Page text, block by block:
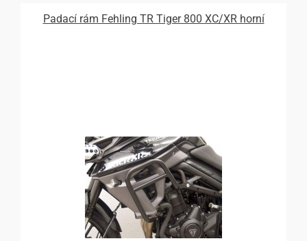
Padací rám Fehling TR Tiger 800 XC/XR horní